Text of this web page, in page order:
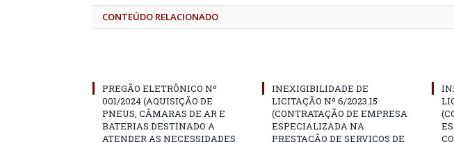
CONTEÚDO RELACIONADO
PREGÃO ELETRÔNICO Nº
001/2024 (AQUISIÇÃO DE
PNEUS, CÂMARAS DE AR E
BATERIAS DESTINADO A
ATENDER AS NECESSIDADES
INEXIGIBILIDADE DE
LICITAÇÃO Nº 6/2023.15
(CONTRATAÇÃO DE EMPRESA
ESPECIALIZADA NA
PRESTAÇÃO DE SERVIÇOS DE